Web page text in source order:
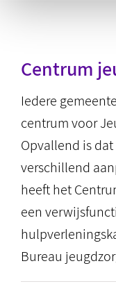
Centrum
Iedere
centrum voor
Opvallend is
verschillend
heeft het
een
Bureau